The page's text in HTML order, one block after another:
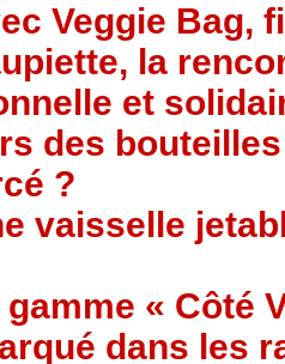
Veggie Bag,
la
et
des
?
vaisselle
gamme « Côté
dans les